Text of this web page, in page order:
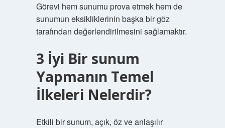
Görevi hem sunumu prova etmek hem de
sunumun eksikliklerinin başka bir göz
tarafından değerlendirilmesini sağlamaktır.
3 İyi Bir sunum
Yapmanın Temel
İlkeleri Nelerdir?
Etkili bir sunum, açık, öz ve anlaşılır